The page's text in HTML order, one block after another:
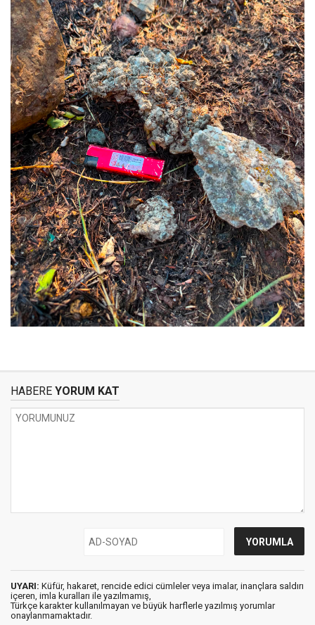
HABERE YORUM KAT
UYARI: Küfür, hakaret, rencide edici cümleler veya imalar, inançlara saldırı
içeren, imla kuralları ile yazılmamış,
Türkçe karakter kullanılmayan ve büyük harflerle yazılmış yorumlar
onaylanmamaktadır.